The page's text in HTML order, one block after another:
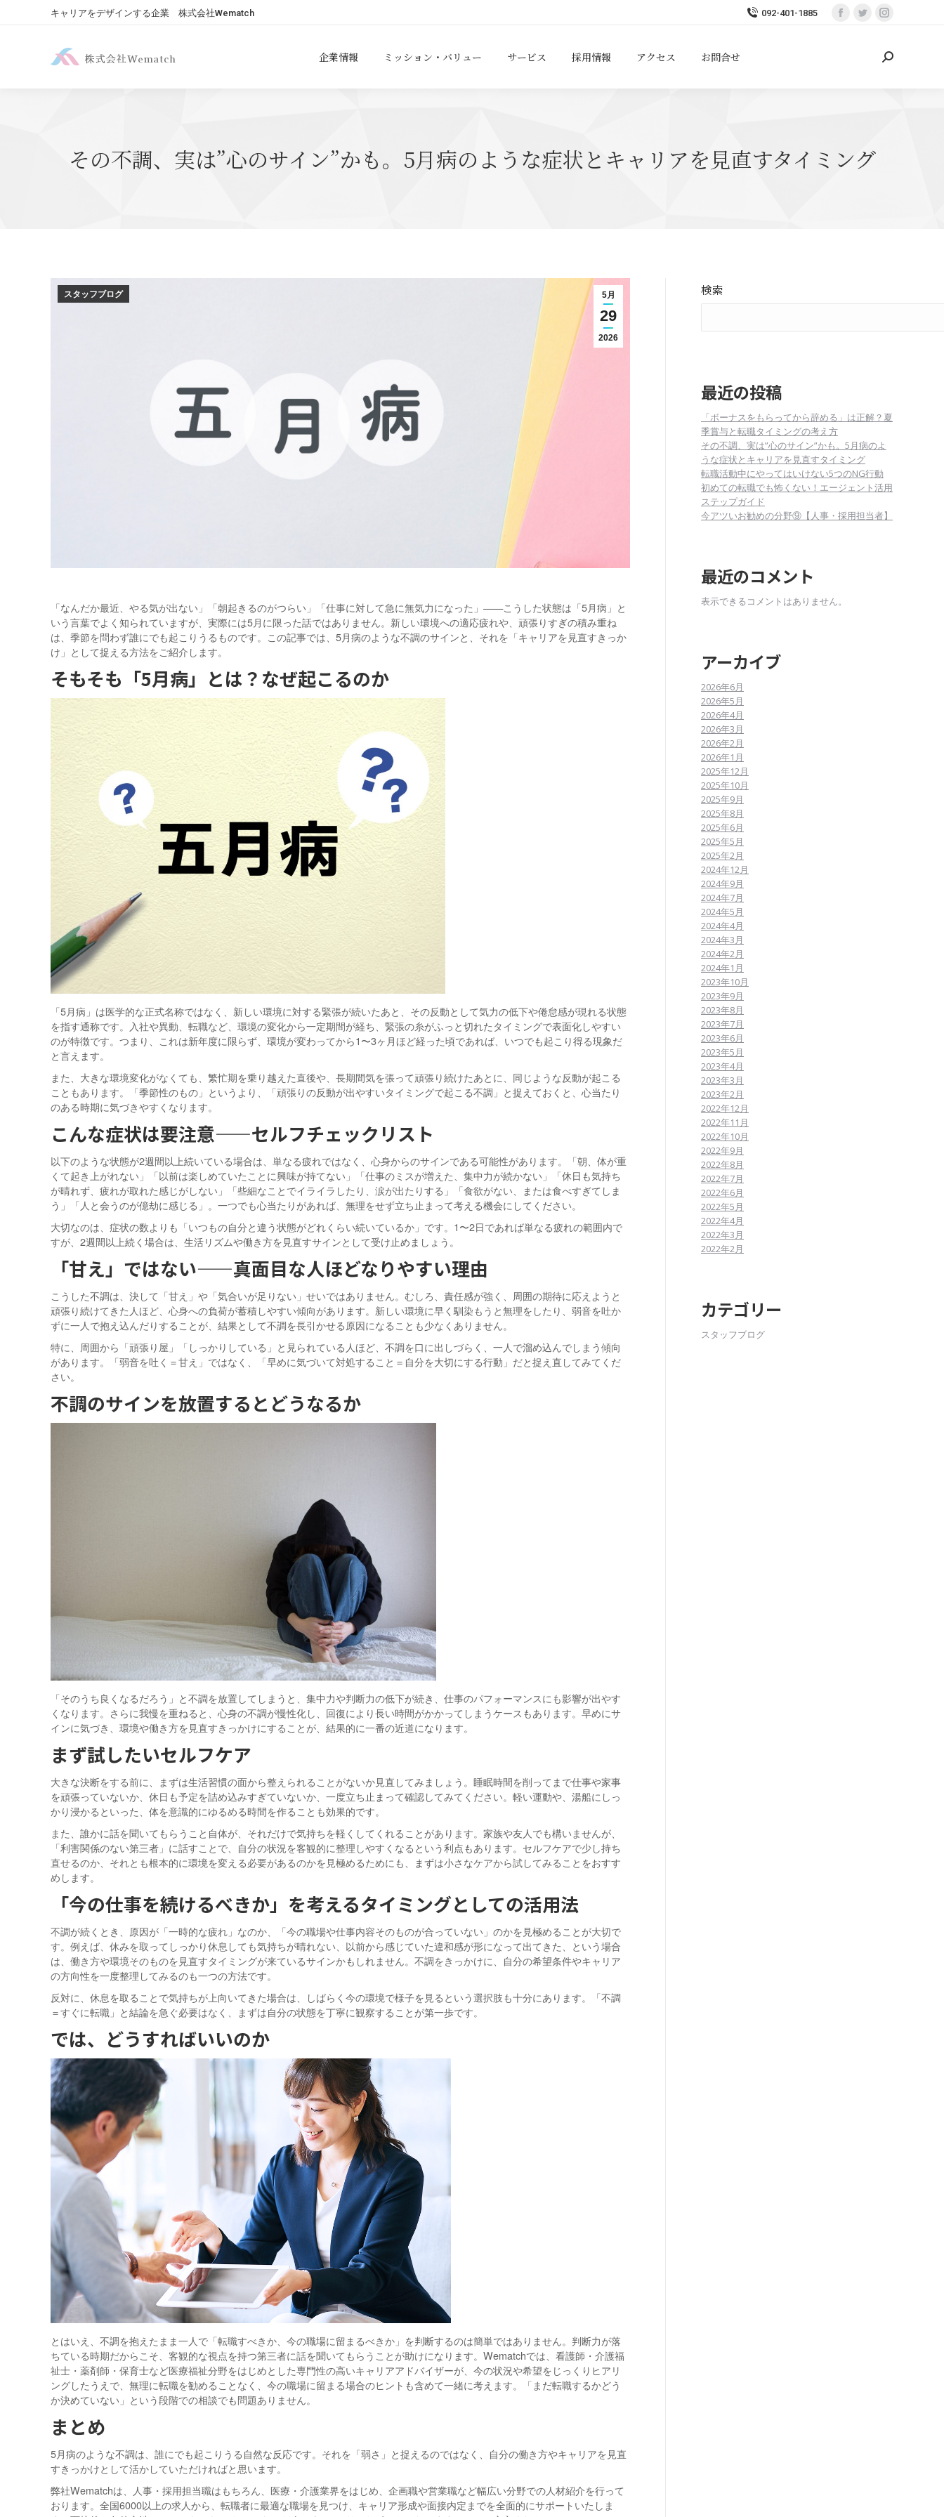
キャリアをデザインする企業 株式会社Wematch 092-401-1885
Facebook
Twitter
opens
Instagram
opens
new
企業情報 ミッション・バリュー サービス 採用情報 アクセス お問合せ Search:
その不調、実は”心のサイン”かも。5月病のような症状とキャリアを見直すタイミング
5月
29
2026
スタッフブログ
「なんだか最近、やる気が出ない」「朝起きるのがつらい」「仕事に対して急に無気力になった」——こうした状態は「5月病」と
いう言葉でよく知られていますが、実際には5月に限った話ではありません。新しい環境への適応疲れや、頑張りすぎの積み重ね
は、季節を問わず誰にでも起こりうるものです。この記事では、5月病のような不調のサインと、それを「キャリアを見直すきっか
け」として捉える方法をご紹介します。
そもそも「5月病」とは？なぜ起こるのか
「5月病」は医学的な正式名称ではなく、新しい環境に対する緊張が続いたあと、その反動として気力の低下や倦怠感が現れる状態
を指す通称です。入社や異動、転職など、環境の変化から一定期間が経ち、緊張の糸がふっと切れたタイミングで表面化しやすい
のが特徴です。つまり、これは新年度に限らず、環境が変わってから1〜3ヶ月ほど経った頃であれば、いつでも起こり得る現象だ
と言えます。
また、大きな環境変化がなくても、繁忙期を乗り越えた直後や、長期間気を張って頑張り続けたあとに、同じような反動が起こる
こともあります。「季節性のもの」というより、「頑張りの反動が出やすいタイミングで起こる不調」と捉えておくと、心当たり
のある時期に気づきやすくなります。
こんな症状は要注意——セルフチェックリスト
以下のような状態が2週間以上続いている場合は、単なる疲れではなく、心身からのサインである可能性があります。「朝、体が重
くて起き上がれない」「以前は楽しめていたことに興味が持てない」「仕事のミスが増えた、集中力が続かない」「休日も気持ち
が晴れず、疲れが取れた感じがしない」「些細なことでイライラしたり、涙が出たりする」「食欲がない、または食べすぎてしま
う」「人と会うのが億劫に感じる」。一つでも心当たりがあれば、無理をせず立ち止まって考える機会にしてください。
大切なのは、症状の数よりも「いつもの自分と違う状態がどれくらい続いているか」です。1〜2日であれば単なる疲れの範囲内で
すが、2週間以上続く場合は、生活リズムや働き方を見直すサインとして受け止めましょう。
「甘え」ではない——真面目な人ほどなりやすい理由
こうした不調は、決して「甘え」や「気合いが足りない」せいではありません。むしろ、責任感が強く、周囲の期待に応えようと
頑張り続けてきた人ほど、心身への負荷が蓄積しやすい傾向があります。新しい環境に早く馴染もうと無理をしたり、弱音を吐か
ずに一人で抱え込んだりすることが、結果として不調を長引かせる原因になることも少なくありません。
特に、周囲から「頑張り屋」「しっかりしている」と見られている人ほど、不調を口に出しづらく、一人で溜め込んでしまう傾向
があります。「弱音を吐く＝甘え」ではなく、「早めに気づいて対処すること＝自分を大切にする行動」だと捉え直してみてくだ
さい。
不調のサインを放置するとどうなるか
「そのうち良くなるだろう」と不調を放置してしまうと、集中力や判断力の低下が続き、仕事のパフォーマンスにも影響が出やす
くなります。さらに我慢を重ねると、心身の不調が慢性化し、回復により長い時間がかかってしまうケースもあります。早めにサ
インに気づき、環境や働き方を見直すきっかけにすることが、結果的に一番の近道になります。
まず試したいセルフケア
大きな決断をする前に、まずは生活習慣の面から整えられることがないか見直してみましょう。睡眠時間を削ってまで仕事や家事
を頑張っていないか、休日も予定を詰め込みすぎていないか、一度立ち止まって確認してみてください。軽い運動や、湯船にしっ
かり浸かるといった、体を意識的にゆるめる時間を作ることも効果的です。
また、誰かに話を聞いてもらうこと自体が、それだけで気持ちを軽くしてくれることがあります。家族や友人でも構いませんが、
「利害関係のない第三者」に話すことで、自分の状況を客観的に整理しやすくなるという利点もあります。セルフケアで少し持ち
直せるのか、それとも根本的に環境を変える必要があるのかを見極めるためにも、まずは小さなケアから試してみることをおすす
めします。
「今の仕事を続けるべきか」を考えるタイミングとしての活用法
不調が続くとき、原因が「一時的な疲れ」なのか、「今の職場や仕事内容そのものが合っていない」のかを見極めることが大切で
す。例えば、休みを取ってしっかり休息しても気持ちが晴れない、以前から感じていた違和感が形になって出てきた、という場合
は、働き方や環境そのものを見直すタイミングが来ているサインかもしれません。不調をきっかけに、自分の希望条件やキャリア
の方向性を一度整理してみるのも一つの方法です。
反対に、休息を取ることで気持ちが上向いてきた場合は、しばらく今の環境で様子を見るという選択肢も十分にあります。「不調
＝すぐに転職」と結論を急ぐ必要はなく、まずは自分の状態を丁寧に観察することが第一歩です。
では、どうすればいいのか
とはいえ、不調を抱えたまま一人で「転職すべきか、今の職場に留まるべきか」を判断するのは簡単ではありません。判断力が落
ちている時期だからこそ、客観的な視点を持つ第三者に話を聞いてもらうことが助けになります。Wematchでは、看護師・介護福
祉士・薬剤師・保育士など医療福祉分野をはじめとした専門性の高いキャリアアドバイザーが、今の状況や希望をじっくりヒアリ
ングしたうえで、無理に転職を勧めることなく、今の職場に留まる場合のヒントも含めて一緒に考えます。「まだ転職するかどう
か決めていない」という段階での相談でも問題ありません。
まとめ
5月病のような不調は、誰にでも起こりうる自然な反応です。それを「弱さ」と捉えるのではなく、自分の働き方やキャリアを見直
すきっかけとして活かしていただければと思います。
弊社Wematchは、人事・採用担当職はもちろん、医療・介護業界をはじめ、企画職や営業職など幅広い分野での人材紹介を行って
おります。全国6000以上の求人から、転職者に最適な職場を見つけ、キャリア形成や面接内定までを全面的にサポートいたしま
検索
最近の投稿
「ボーナスをもらってから辞める」は正解？夏
季賞与と転職タイミングの考え方
その不調、実は”心のサイン”かも。5月病のよ
うな症状とキャリアを見直すタイミング
転職活動中にやってはいけない5つのNG行動
初めての転職でも怖くない！エージェント活用
ステップガイド
今アツいお勧めの分野⑨【人事・採用担当者】
最近のコメント
表示できるコメントはありません。
アーカイブ
2026年6月
2026年5月
2026年4月
2026年3月
2026年2月
2026年1月
2025年12月
2025年10月
2025年9月
2025年8月
2025年6月
2025年5月
2025年2月
2024年12月
2024年9月
2024年7月
2024年5月
2024年4月
2024年3月
2024年2月
2024年1月
2023年10月
2023年9月
2023年8月
2023年7月
2023年6月
2023年5月
2023年4月
2023年3月
2023年2月
2022年12月
2022年11月
2022年10月
2022年9月
2022年8月
2022年7月
2022年6月
2022年5月
2022年4月
2022年3月
2022年2月
カテゴリー
スタッフブログ